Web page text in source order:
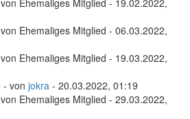
Ehemaliges Mitglied - 19.02.2022,
Ehemaliges Mitglied - 06.03.2022,
Ehemaliges Mitglied - 19.03.2022,
- von jokra - 20.03.2022, 01:19
Ehemaliges Mitglied - 29.03.2022,